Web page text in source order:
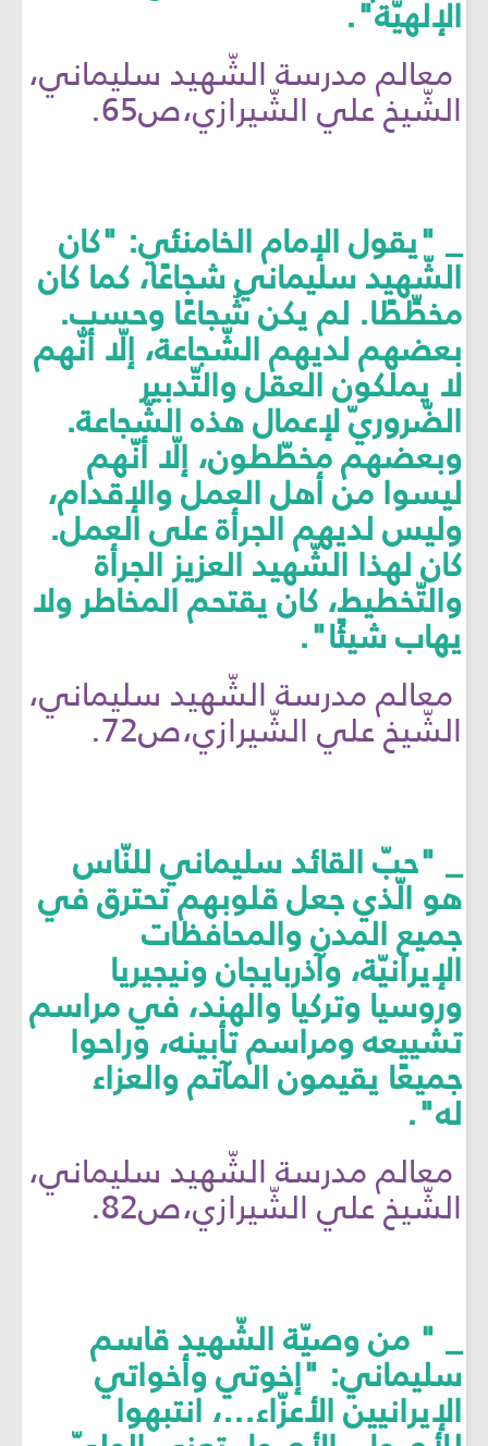
الإلهيّة".
معالم مدرسة الشّهيد سليماني،
الشّيخ علي الشّيرازي،ص65.
_ "يقول الإمام الخامنئي: "كان
الشّهيد سليماني شجاعًا، كما كان
مخطِّطًا. لم يكن شُجاعًا وحسب.
بعضهم لديهم الشّجاعة، إلّا أنّهم
لا يملكون العقل والتّدبير
الضّروريّ لإعمال هذه الشّجاعة.
وبعضهم مخطّطون، إلّا أنّهم
ليسوا من أهل العمل والإقدام،
وليس لديهم الجرأة على العمل.
كان لهذا الشّهيد العزيز الجرأة
والتّخطيط، كان يقتحم المخاطر ولا
يهاب شيئًا".
معالم مدرسة الشّهيد سليماني،
الشّيخ علي الشّيرازي،ص72.
_ "حبّ القائد سليماني للنّاس
هو الّذي جعل قلوبهم تحترق في
جميع المدن والمحافظات
الإيرانيّة، وآذربايجان ونيجيريا
وروسيا وتركيا والهند، في مراسم
تشييعه ومراسم تأبينه، وراحوا
جميعًا يقيمون المآتم والعزاء
له".
معالم مدرسة الشّهيد سليماني،
الشّيخ علي الشّيرازي،ص82.
_ " من وصيّة الشّهيد قاسم
سليماني: "إخوتي وأخواتي
الإيرانيين الأعزّاء...، انتبهوا